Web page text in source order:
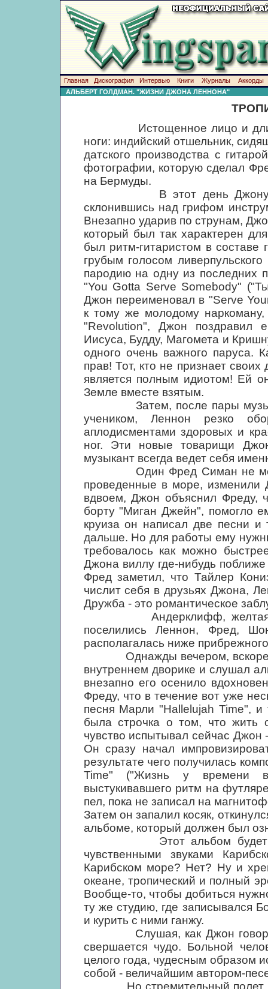
Главная Дискография Интервью Книги Журналы
Аккорды
АЛЬБЕРТ ГОЛДМАН. "ЖИЗНИ ДЖОНА ЛЕННОНА"
Истощенное лицо и
ноги: индийский отшельник,
датского производства с
фотографии, которую сделал
на Бермуды.
В этот день Джону
склонившись над грифом
Внезапно ударив по струнам,
который был так характерен
был ритм-гитаристом в составе
грубым голосом
пародию на одну из последних
"You Gotta Serve Somebody"
Джон переименовал в "Serve
к тому же молодому
"Revolution", Джон поздравил
Иисуса, Будду, Магомета и
одного очень важного паруса.
прав! Тот, кто не признает
является полным идиотом! Ей
Земле вместе взятым.
Затем, после пары
учеником, Леннон резко
аплодисментами здоровых и
ног. Эти новые товарищи
музыкант всегда ведет себя
Один Фред Симан не мог
проведенные в море, изменили
вдвоем, Джон объяснил Фреду,
борту "Миган Джейн", помогло
круиза он написал две песни и
дальше. Но для работы ему
требовалось как можно
Джона виллу где-нибудь
Фред заметил, что Тайлер
числит себя в друзьях Джона,
Дружба - это романтическое
Андерклифф, желтая
поселились Леннон, Фред,
располагалась ниже
Однажды вечером, вскоре
внутреннем дворике и слушал
внезапно его осенило
Фреду, что в течение вот уже
песня Марли "Hallelujah Time", и
была строчка о том, что жить
чувство испытывал сейчас Джон
Он сразу начал
результате чего получилась
Time" ("Жизнь у времени
выстукивавшего ритм на
пел, пока не записал на
Затем он запалил косяк,
альбоме, который должен был
Этот альбом будет от
чувственными звуками
Карибском море? Нет? Ну и
океане, тропический и полный
Вообще-то, чтобы добиться
ту же студию, где записывался
и курить с ними ганжу.
Слушая, как Джон говорит,
свершается чудо. Больной
целого года, чудесным образом
собой - величайшим автором-
Но стремительный полет